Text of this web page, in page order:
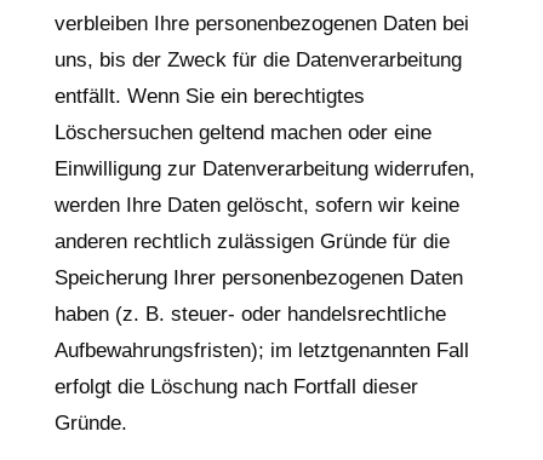
verbleiben Ihre personenbezogenen Daten bei
uns, bis der Zweck für die Datenverarbeitung
entfällt. Wenn Sie ein berechtigtes
Löschersuchen geltend machen oder eine
Einwilligung zur Datenverarbeitung widerrufen,
werden Ihre Daten gelöscht, sofern wir keine
anderen rechtlich zulässigen Gründe für die
Speicherung Ihrer personenbezogenen Daten
haben (z. B. steuer- oder handelsrechtliche
Aufbewahrungsfristen); im letztgenannten Fall
erfolgt die Löschung nach Fortfall dieser
Gründe.